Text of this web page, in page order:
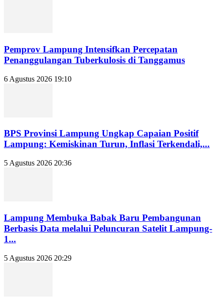
Pemprov Lampung Intensifkan Percepatan
Penanggulangan Tuberkulosis di Tanggamus
6 Agustus 2026 19:10
BPS Provinsi Lampung Ungkap Capaian Positif
Lampung: Kemiskinan Turun, Inflasi Terkendali,...
5 Agustus 2026 20:36
Lampung Membuka Babak Baru Pembangunan
Berbasis Data melalui Peluncuran Satelit Lampung-
1...
5 Agustus 2026 20:29